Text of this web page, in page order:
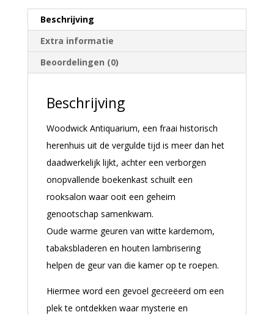
i
v
e
:
Beschrijving
Extra informatie
Beoordelingen (0)
Beschrijving
Woodwick Antiquarium, een fraai historisch
herenhuis uit de vergulde tijd is meer dan het
daadwerkelijk lijkt, achter een verborgen
onopvallende boekenkast schuilt een
rooksalon waar ooit een geheim
genootschap samenkwam.
Oude warme geuren van witte kardemom,
tabaksbladeren en houten lambrisering
helpen de geur van die kamer op te roepen.
Hiermee word een gevoel gecreëerd om een
plek te ontdekken waar mysterie en